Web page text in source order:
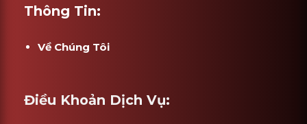
Thông Tin:
Về Chúng Tôi
Điều Khoản Dịch Vụ: